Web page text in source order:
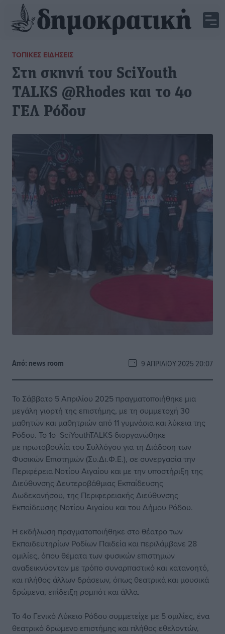
ΤΟΠΙΚΈΣ ΕΙΔΉΣΕΙΣ
Στη σκηνή του SciYouth
TALKS @Rhodes και το 4ο
ΓΕΛ Ρόδου
Από: news room 9 ΑΠΡΙΛΊΟΥ 2025 20:07
Το Σάββατο 5 Απριλίου 2025 πραγματοποιήθηκε μια
μεγάλη γιορτή της επιστήμης, με τη συμμετοχή 30
μαθητών και μαθητριών από 11 γυμνάσια και λύκεια της
Ρόδου. Το 1ο SciYouthTALKS διοργανώθηκε
με πρωτοβουλία του Συλλόγου για τη Διάδοση των
Φυσικών Επιστημών (Συ.Δι.Φ.Ε.), σε συνεργασία την
Περιφέρεια Νοτίου Αιγαίου και με την υποστήριξη της
Διεύθυνσης Δευτεροβάθμιας Εκπαίδευσης
Δωδεκανήσου, της Περιφερειακής Διεύθυνσης
Εκπαίδευσης Νοτίου Αιγαίου και του Δήμου Ρόδου.
Η εκδήλωση πραγματοποιήθηκε στο θέατρο των
Εκπαιδευτηρίων Ροδίων Παιδεία και περιλάμβανε 28
ομιλίες, όπου θέματα των φυσικών επιστημών
αναδεικνύονταν με τρόπο συναρπαστικό και κατανοητό,
και πλήθος άλλων δράσεων, όπως θεατρικά και μουσικά
δρώμενα, επίδειξη ρομπότ και άλλα.
Το 4ο Γενικό Λύκειο Ρόδου συμμετείχε με 5 ομιλίες, ένα
θεατρικό δρώμενο επιστήμης και πλήθος εθελοντών,